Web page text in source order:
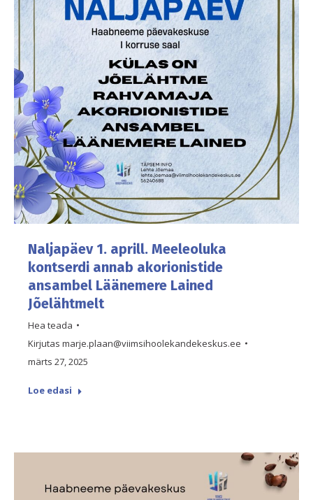
Naljapäev 1. aprill. Meeleoluka
kontserdi annab akorionistide
ansambel Läänemere Lained
Jõelähtmelt
Hea teada
Kirjutas marje.plaan@viimsihoolekandekeskus.ee
märts 27, 2025
Loe edasi